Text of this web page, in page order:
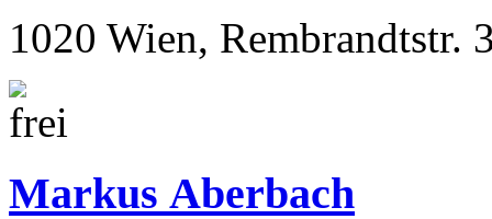
1020 Wien, Rembrandtstr.
Markus Aberbach